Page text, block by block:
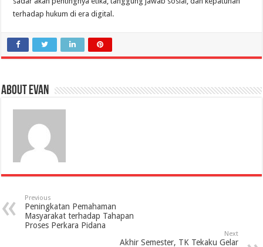
terhadap hukum di era digital.
About evan
Previous
Peningkatan Pemahaman
Masyarakat terhadap Tahapan
Proses Perkara Pidana
Next
Akhir Semester, TK Tekaku Gelar